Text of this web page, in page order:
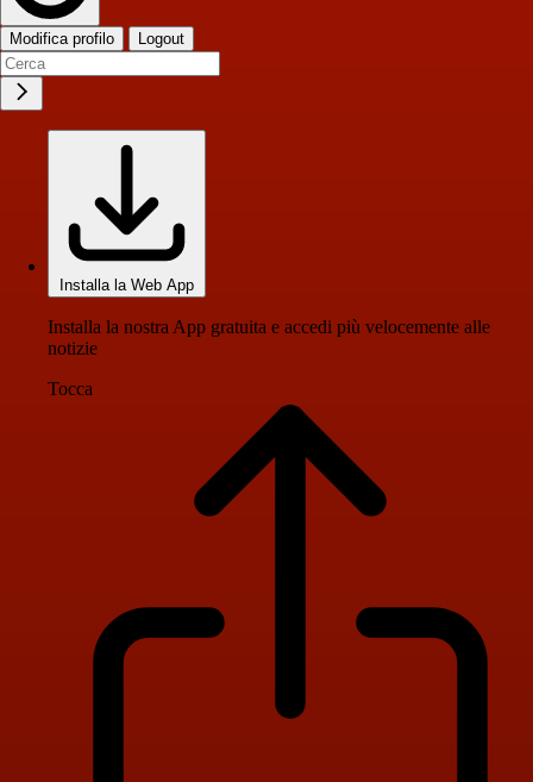
Modifica profilo Logout
Installa la Web App
Installa la nostra App gratuita e accedi più velocemente alle
notizie
Tocca